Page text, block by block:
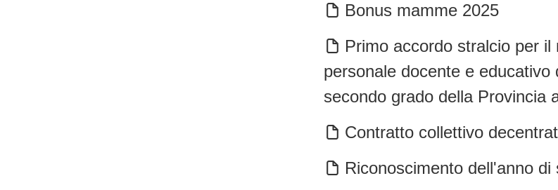
Bonus mamme 2025
Primo accordo stralcio per
personale docente e
secondo grado della Provincia
Contratto collettivo
Riconoscimento dell'anno di